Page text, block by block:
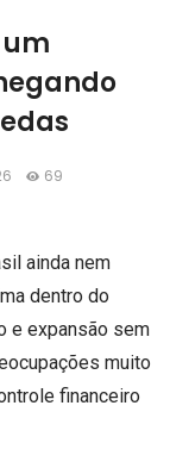
69
ainda nem
dentro do
e expansão sem
muito
financeiro